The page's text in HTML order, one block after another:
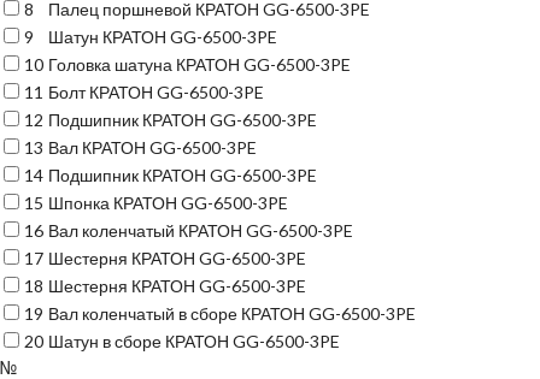
8
Палец поршневой КРАТОН GG-6500-3PE
9
Шатун КРАТОН GG-6500-3PE
10 Головка шатуна КРАТОН GG-6500-3PE
11 Болт КРАТОН GG-6500-3PE
12 Подшипник КРАТОН GG-6500-3PE
13 Вал КРАТОН GG-6500-3PE
14 Подшипник КРАТОН GG-6500-3PE
15 Шпонка КРАТОН GG-6500-3PE
16 Вал коленчатый КРАТОН GG-6500-3PE
17 Шестерня КРАТОН GG-6500-3PE
18 Шестерня КРАТОН GG-6500-3PE
19 Вал коленчатый в сборе КРАТОН GG-6500-3PE
20 Шатун в сборе КРАТОН GG-6500-3PE
№